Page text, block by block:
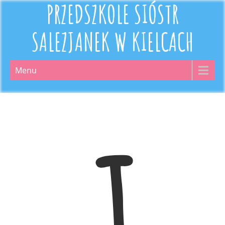
PRZEDSZKOLE SIÓSTR
SALEZJANEK W KIELCACH
Menu